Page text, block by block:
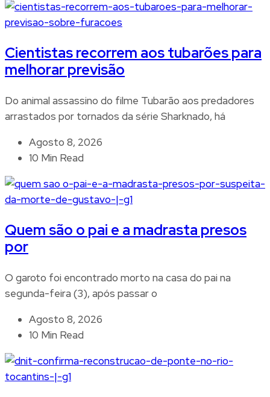
Cientistas recorrem aos tubarões para
melhorar previsão
Do animal assassino do filme Tubarão aos predadores
arrastados por tornados da série Sharknado, há
Agosto 8, 2026
10 Min Read
Quem são o pai e a madrasta presos
por
O garoto foi encontrado morto na casa do pai na
segunda-feira (3), após passar o
Agosto 8, 2026
10 Min Read